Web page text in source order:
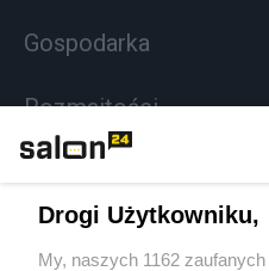
Gospodarka
Rozmaitości
Sport
Drogi Użytkowniku,
My, naszych 1162